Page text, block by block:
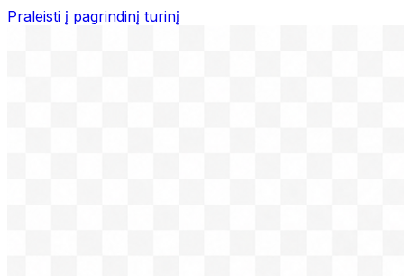
Praleisti į pagrindinį turinį